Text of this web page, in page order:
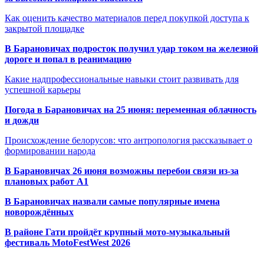
Как оценить качество материалов перед покупкой доступа к
закрытой площадке
В Барановичах подросток получил удар током на железной
дороге и попал в реанимацию
Какие надпрофессиональные навыки стоит развивать для
успешной карьеры
Погода в Барановичах на 25 июня: переменная облачность
и дожди
Происхождение белорусов: что антропология рассказывает о
формировании народа
В Барановичах 26 июня возможны перебои связи из-за
плановых работ A1
В Барановичах назвали самые популярные имена
новорождённых
В районе Гати пройдёт крупный мото-музыкальный
фестиваль MotoFestWest 2026